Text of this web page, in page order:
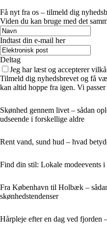
Få nyt fra os – tilmeld dig
Viden du kan bruge med det
Indtast din e-mail her
Deltag
Jeg har læst og accepterer
Tilmeld dig nyhedsbrevet og få
kan altid hoppe fra igen. Vi passer
Skønhed gennem livet – sådan
udseende i forskellige aldre
Rent vand, sund hud – hvad
Find din stil: Lokale modeevents
Fra København til Holbæk –
skønhedstendenser
Hårpleje efter en dag ved fjorden